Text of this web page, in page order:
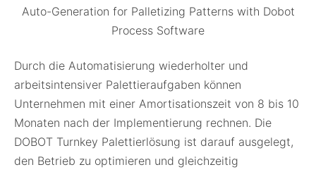
Auto-Generation for Palletizing Patterns with Dobot
Process Software
Durch die Automatisierung wiederholter und
arbeitsintensiver Palettieraufgaben können
Unternehmen mit einer Amortisationszeit von 8 bis 10
Monaten nach der Implementierung rechnen. Die
DOBOT Turnkey Palettierlösung ist darauf ausgelegt,
den Betrieb zu optimieren und gleichzeitig